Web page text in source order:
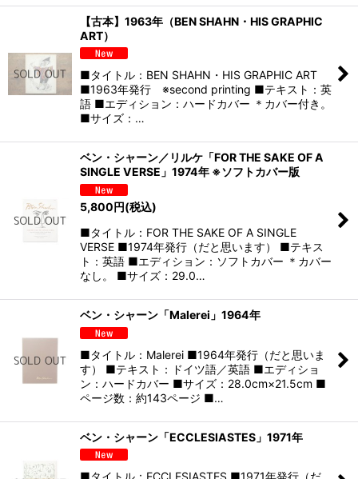
【古本】1963年（BEN SHAHN・HIS GRAPHIC
ART）
■タイトル：BEN SHAHN・HIS GRAPHIC ART
■1963年発行 ※second printing ■テキスト：英
語 ■エディション：ハードカバー ＊カバー付き。
■サイズ：…
ベン・シャーン／リルケ「FOR THE SAKE OF A
SINGLE VERSE」1974年 ※ソフトカバー版
5,800円(税込)
■タイトル：FOR THE SAKE OF A SINGLE
VERSE ■1974年発行（だと思います） ■テキス
ト：英語 ■エディション：ソフトカバー ＊カバー
なし。 ■サイズ：29.0…
ベン・シャーン「Malerei」1964年
■タイトル：Malerei ■1964年発行（だと思いま
す） ■テキスト：ドイツ語／英語 ■エディショ
ン：ハードカバー ■サイズ：28.0cm×21.5cm ■
ページ数：約143ページ ■…
ベン・シャーン「ECCLESIASTES」1971年